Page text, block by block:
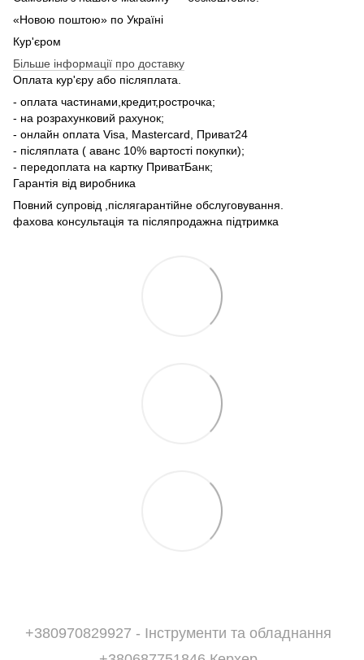
«Новою поштою» по Україні
Кур'єром
Більше інформації про доставку
Оплата кур'єру або післяплата.
- оплата частинами,кредит,рострочка;
- на розрахунковий рахунок;
- онлайн оплата Visa, Mastercard, Приват24
- післяплата ( аванс 10% вартості покупки);
- передоплата на картку ПриватБанк;
Гарантія від виробника
Повний супровід ,післягарантійне обслуговування.
фахова консультація та післяпродажна підтримка
+380970829927 - Інструменти та обладнання